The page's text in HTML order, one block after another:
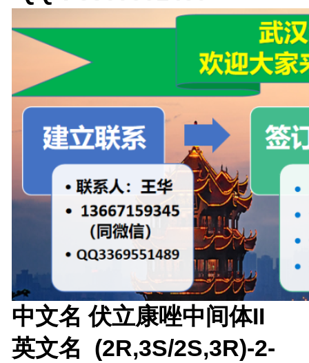
中文名 伏立康唑中间体II
英文名 (2R,3S/2S,3R)-2-